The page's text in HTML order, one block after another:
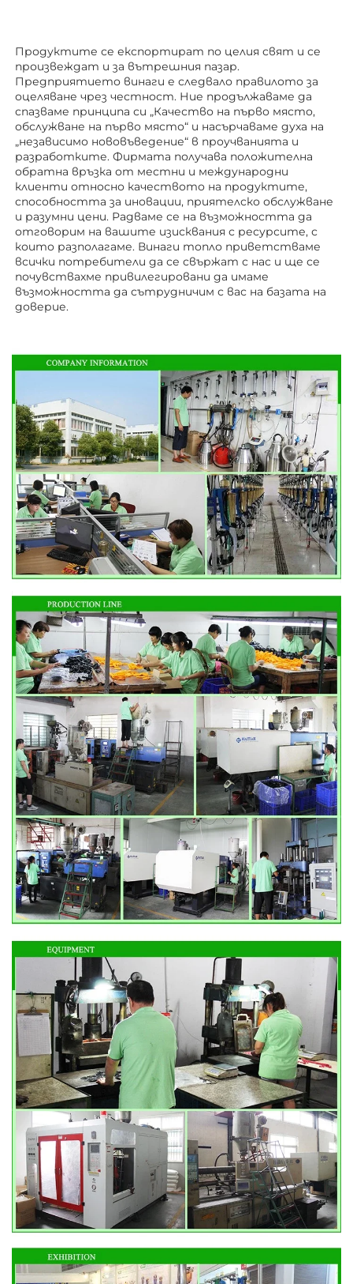
Продуктите се експортират по целия свят и се
произвеждат и за вътрешния пазар.
Предприятието винаги е следвало правилото за
оцеляване чрез честност. Ние продължаваме да
спазваме принципа си „Качество на първо място,
обслужване на първо място“ и насърчаваме духа на
„независимо нововъведение“ в проучванията и
разработките. Фирмата получава положителна
обратна връзка от местни и международни
клиенти относно качеството на продуктите,
способността за иновации, приятелско обслужване
и разумни цени. Радваме се на възможността да
отговорим на вашите изисквания с ресурсите, с
които разполагаме. Винаги топло приветстваме
всички потребители да се свържат с нас и ще се
почувствахме привилегировани да имаме
възможността да сътрудничим с вас на базата на
доверие.